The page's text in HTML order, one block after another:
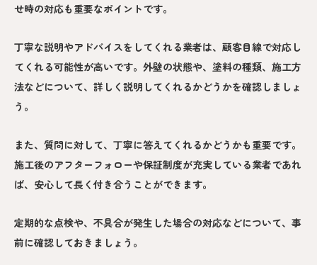
せ時の対応も重要なポイントです。
丁寧な説明やアドバイスをしてくれる業者は、顧客目線で対応し
てくれる可能性が高いです。外壁の状態や、塗料の種類、施工方
法などについて、詳しく説明してくれるかどうかを確認しましょ
う。
また、質問に対して、丁寧に答えてくれるかどうかも重要です。
施工後のアフターフォローや保証制度が充実している業者であれ
ば、安心して長く付き合うことができます。
定期的な点検や、不具合が発生した場合の対応などについて、事
前に確認しておきましょう。